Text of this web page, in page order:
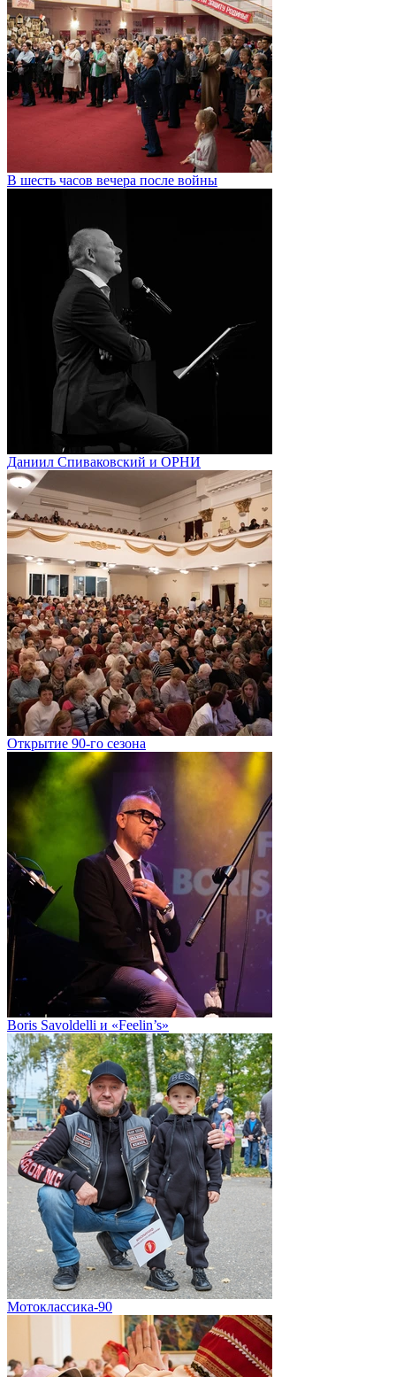
В шесть часов вечера после войны
Даниил Спиваковский и ОРНИ
Открытие 90-го сезона
Boris Savoldelli и «Feelin’s»
Мотоклассика-90